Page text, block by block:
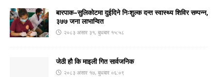
बारपाक–सुलिकोटमा दुईदिने निःशुल्क दन्त स्वास्थ्य शिविर सम्पन्न,
३७७ जना लाभान्वित
२०८३ असार ३१, बुधबार १५:५८
जेठी हौ कि माइली गित सार्वजनिक
२०८३ असार १७, बुधबार ०६:०९